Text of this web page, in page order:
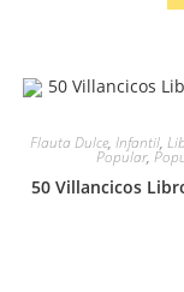
Flauta Dulce, Infantil,
Popular,
50 Villancicos